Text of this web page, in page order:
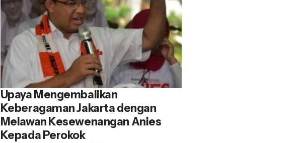
Upaya Mengembalikan
Keberagaman Jakarta dengan
Melawan Kesewenangan Anies
Kepada Perokok